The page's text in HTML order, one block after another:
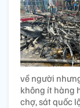
về người
không ít hàng
chợ, sát quốc